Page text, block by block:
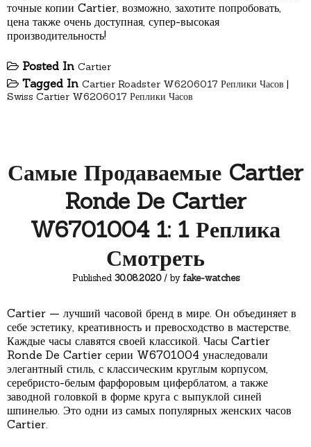
точные копии Cartier, возможно, захотите попробовать,
цена также очень доступная, супер-высокая
производительность!
Posted In Cartier
Tagged In Cartier Roadster W6206017 Реплики Часов |
Swiss Cartier W6206017 Реплики Часов
Самые Продаваемые Cartier
Ronde De Cartier
W6701004 1: 1 Реплика
Смотреть
Published 30.08.2020/ by fake-watches
Cartier — лучший часовой бренд в мире. Он объединяет в
себе эстетику, креативность и превосходство в мастерстве.
Каждые часы славятся своей классикой. Часы Cartier
Ronde De Cartier серии W6701004 унаследовали
элегантный стиль, с классическим круглым корпусом,
серебристо-белым фарфоровым циферблатом, а также
заводной головкой в ​​форме круга с выпуклой синей
шпинелью. Это одни из самых популярных женских часов
Cartier.